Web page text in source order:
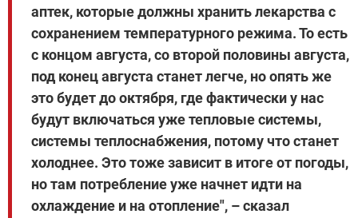
аптек, которые должны хранить лекарства с
сохранением температурного режима. То есть
с концом августа, со второй половины августа,
под конец августа станет легче, но опять же
это будет до октября, где фактически у нас
будут включаться уже тепловые системы,
системы теплоснабжения, потому что станет
холоднее. Это тоже зависит в итоге от погоды,
но там потребление уже начнет идти на
охлаждение и на отопление", – сказал